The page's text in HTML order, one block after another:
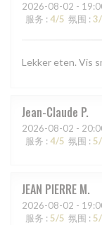
2026-08-02 -
服务 : 4/5 氛围 : 3
Lekker eten. Vis
Jean-Claude P
2026-08-02 -
服务 : 4/5 氛围 : 5
JEAN PIERRE M
2026-08-02 -
服务 : 5/5 氛围 : 5